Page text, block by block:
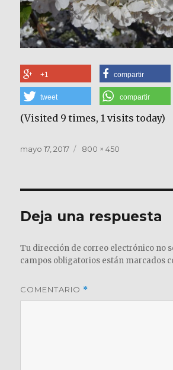
+1 compartir
tweet compartir
(Visited 9 times, 1 visits today)
Publicado
mayo 17, 2017
Tamaño
800 × 450
Deja una respuesta
Tu dirección de correo electrónico no
campos obligatorios están marcados
COMENTARIO *